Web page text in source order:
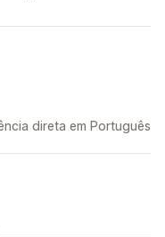
direta em Português